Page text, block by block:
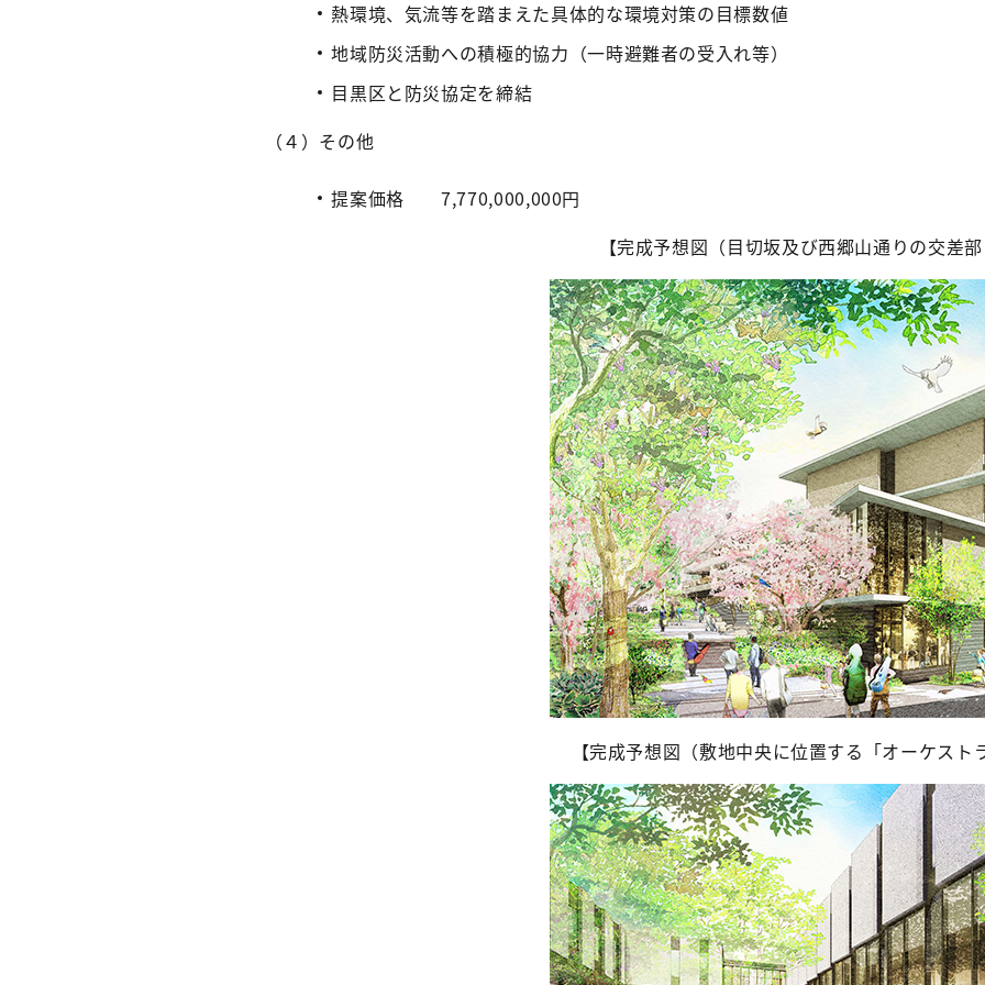
熱環境、気流等を踏まえた具体的な環境対策の目標数値
地域防災活動への積極的協力（一時避難者の受入れ等）
目黒区と防災協定を締結
（４）その他
提案価格 7,770,000,000円
【完成予想図（目切坂及び西郷山通りの交差
【完成予想図（敷地中央に位置する「オーケスト